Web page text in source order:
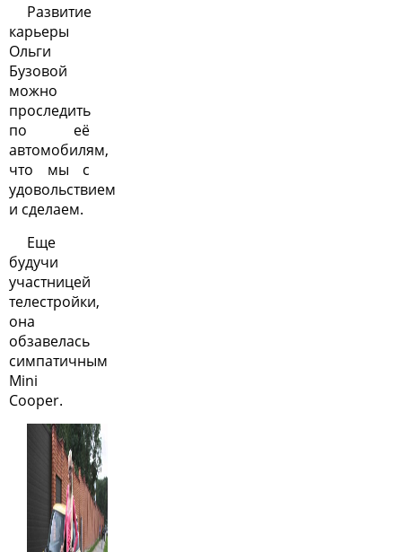
Развитие
карьеры
Ольги
Бузовой
можно
проследить
по её
автомобилям,
что мы с
удовольствием
и сделаем.
Еще
будучи
участницей
телестройки,
она
обзавелась
симпатичным
Mini
Cooper.